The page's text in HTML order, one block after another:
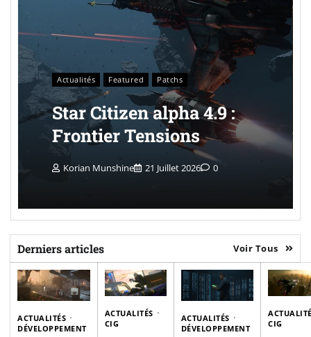
Actualités Featured Patchs
Star Citizen alpha 4.9 :
Frontier Tensions
Korian Munshine 21 Juillet 2026 0
Derniers articles Voir Tous
ACTUALITÉS
DÉVELOPPEMENT
ACTUALITÉS
CIG
ACTUALITÉS
DÉVELOPPEMENT
CIG